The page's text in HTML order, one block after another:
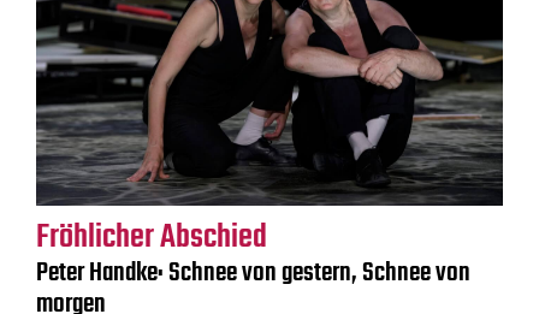
Fröhlicher Abschied
Peter Handke: Schnee von gestern, Schnee von
morgen